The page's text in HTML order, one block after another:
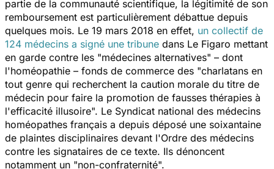
partie de la communauté scientifique, la légitimité de son
remboursement est particulièrement débattue depuis
quelques mois. Le 19 mars 2018 en effet, un collectif de
124 médecins a signé une tribune dans Le Figaro mettant
en garde contre les "médecines alternatives" – dont
l'homéopathie – fonds de commerce des "charlatans en
tout genre qui recherchent la caution morale du titre de
médecin pour faire la promotion de fausses thérapies à
l'efficacité illusoire". Le Syndicat national des médecins
homéopathes français a depuis déposé une soixantaine
de plaintes disciplinaires devant l'Ordre des médecins
contre les signataires de ce texte. Ils dénoncent
notamment un "non-confraternité".